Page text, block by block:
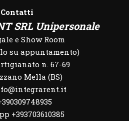
Contatti
SRL Unipersonale
e Show Room
su appuntamento)
n. 67-69
Mella (BS)
+393703610385